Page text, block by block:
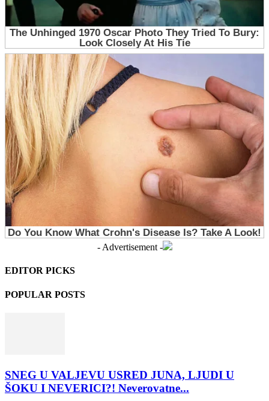
- Advertisement -
EDITOR PICKS
POPULAR POSTS
SNEG U VALJEVU USRED JUNA, LJUDI U
ŠOKU I NEVERICI?! Neverovatne...